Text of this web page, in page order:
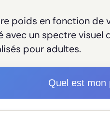
poids en fonction de
un spectre visuel
pour adultes.
Quel est mon